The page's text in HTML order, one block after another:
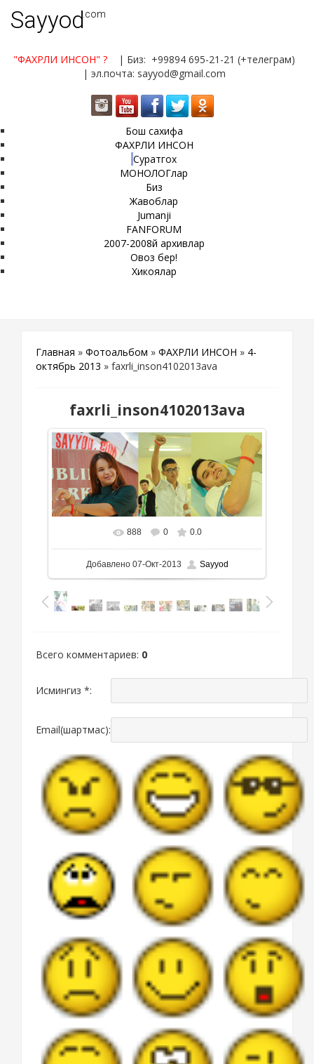
Sayyod.com
"ФАХРЛИ ИНСОН" ?
| Биз: +99894 695-21-21 (+телеграм)
| эл.почта: sayyod@gmail.com
Бош сахифа
ФАХРЛИ ИНСОН
Суратгох
МОНОЛОГлар
Биз
Жавоблар
Jumanji
FANFORUM
2007-2008й архивлар
Овоз бер!
Хикоялар
Главная » Фотоальбом » ФАХРЛИ ИНСОН » 4-
октябрь 2013 » faxrli_inson4102013ava
faxrli_inson4102013ava
888 0 0.0
Добавлено07-Окт-2013 Sayyod
Всего комментариев: 0
Исмингиз *:
Email(шартмас):